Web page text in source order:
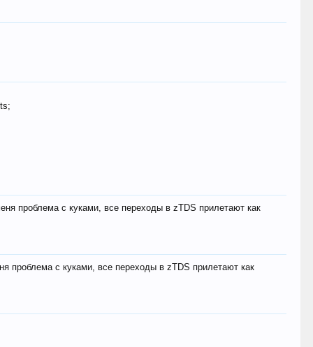
проблема с куками, все переходы в zTDS прилетают как
проблема с куками, все переходы в zTDS прилетают как